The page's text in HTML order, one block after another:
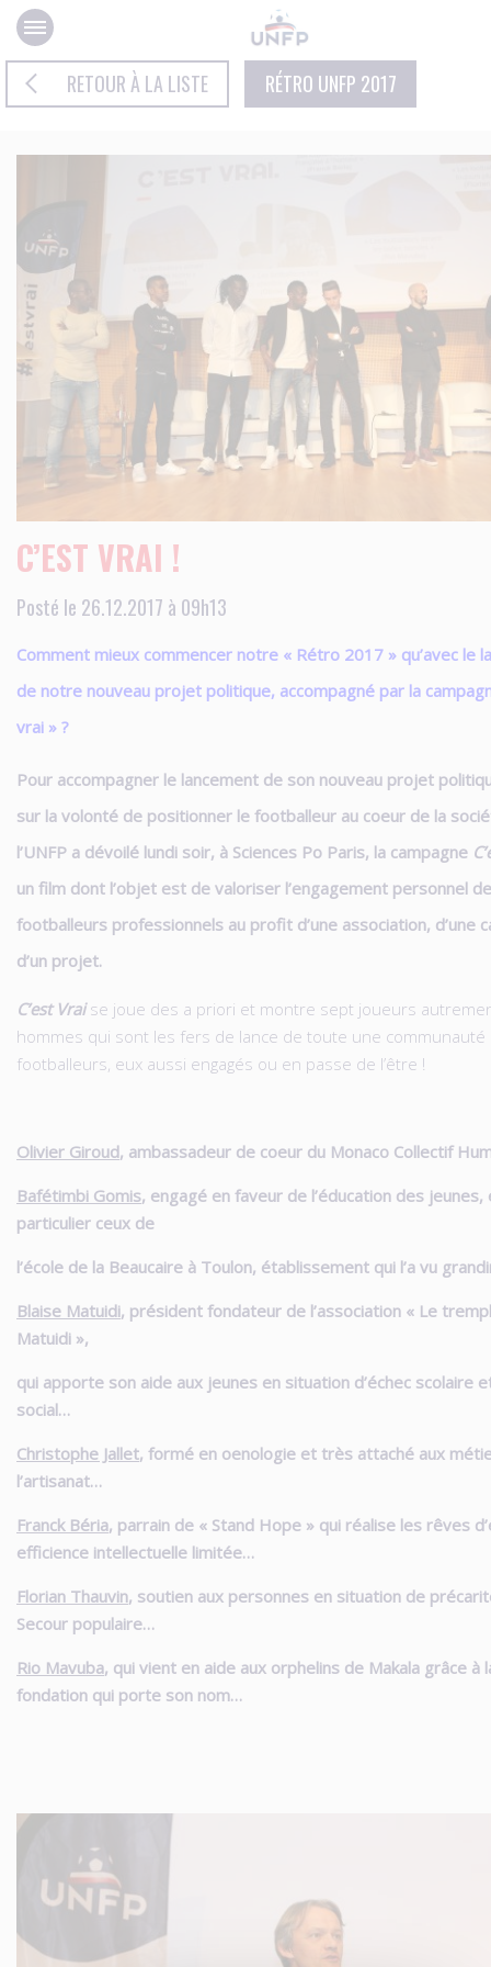
Panneau de gestion des cookies
RETOUR À LA LISTE RÉTRO UNFP 2017
C’EST VRAI !
Posté le 26.12.2017 à 09h13
Comment mieux commencer notre « Rétro 2017 » qu’avec le
de notre nouveau projet politique, accompagné par la
vrai » ?
Pour accompagner le lancement de son nouveau projet
sur la volonté de positionner le footballeur au coeur de la
l’UNFP a dévoilé lundi soir, à Sciences Po Paris, la campagne
un film dont l’objet est de valoriser l’engagement personnel
footballeurs professionnels au profit d’une association, d’une
d’un projet.
C’est Vraise joue des a priori et montre sept joueurs
hommes qui sont les fers de lance de toute une communauté
footballeurs, eux aussi engagés ou en passe de l’être !
Olivier Giroud, ambassadeur de coeur du Monaco Collectif
Bafétimbi Gomis, engagé en faveur de l’éducation des jeunes,
particulier ceux de
l’école de la Beaucaire à Toulon, établissement qui l’a vu
Blaise Matuidi, président fondateur de l’association « Le
Matuidi »,
qui apporte son aide aux jeunes en situation d’échec scolaire
social…
Christophe Jallet, formé en oenologie et très attaché aux
l’artisanat…
Franck Béria, parrain de « Stand Hope » qui réalise les rêves
efficience intellectuelle limitée…
Florian Thauvin, soutien aux personnes en situation de
Secour populaire…
Rio Mavuba, qui vient en aide aux orphelins de Makala grâce à
fondation qui porte son nom…